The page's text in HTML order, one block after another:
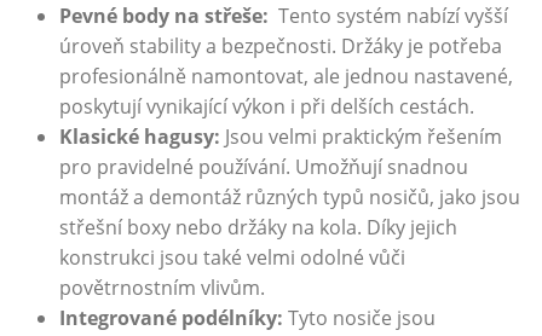
Pevné ‍body ​na střeše: ‌ Tento systém nabízí vyšší
úroveň stability a bezpečnosti. Držáky je potřeba
profesionálně namontovat, ale jednou nastavené,
poskytují ​vynikající výkon i při delších cestách.
Klasické hagusy: Jsou velmi praktickým řešením
pro ‌pravidelné používání. Umožňují snadnou
montáž a demontáž ‍různých ⁣typů nosičů, jako jsou
střešní boxy nebo držáky na ​kola.‌ Díky jejich
konstrukci jsou také velmi odolné vůči
povětrnostním vlivům.
Integrované podélníky: Tyto ​nosiče jsou